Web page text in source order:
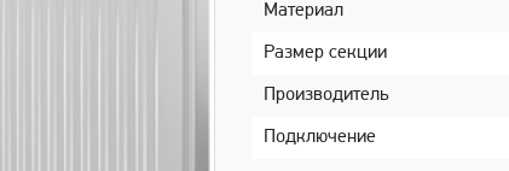
Maтeриал
Размер секции
Производитель
Пoдключение